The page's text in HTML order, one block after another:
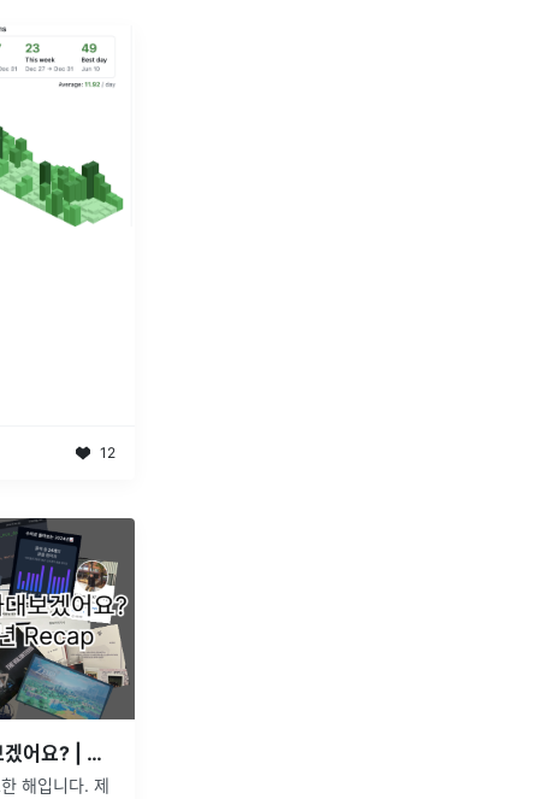
12
주니어 때 아니면 언제 나대보겠어요? | 주니어 개발자 2024년 Recap
해입니다. 제